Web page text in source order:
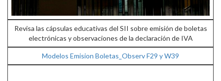
Revisa las cápsulas educativas del SII sobre emisión de boletas
electrónicas y observaciones de la declaración de IVA
Modelos Emision Boletas_Observ F29 y W39